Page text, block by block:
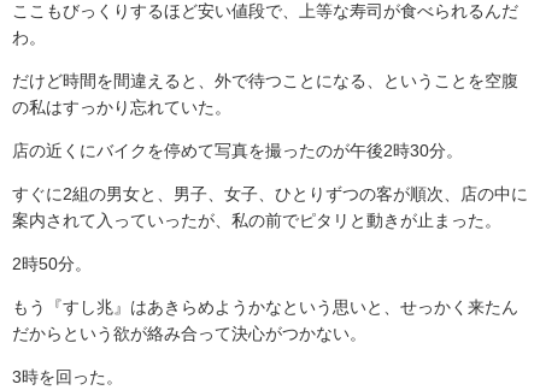
ここもびっくりするほど安い値段で、上等な寿司が食べられるんだ
わ。
だけど時間を間違えると、外で待つことになる、ということを空腹
の私はすっかり忘れていた。
店の近くにバイクを停めて写真を撮ったのが午後2時30分。
すぐに2組の男女と、男子、女子、ひとりずつの客が順次、店の中に
案内されて入っていったが、私の前でピタリと動きが止まった。
2時50分。
もう『すし兆』はあきらめようかなという思いと、せっかく来たん
だからという欲が絡み合って決心がつかない。
3時を回った。